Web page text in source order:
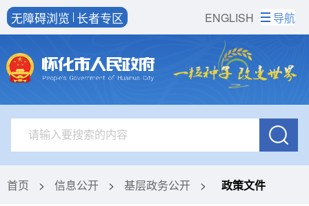
ENGLISH
无障碍浏览 长者专区 导航
首页 > 信息公开 > 基层政务公开 > 政策文件